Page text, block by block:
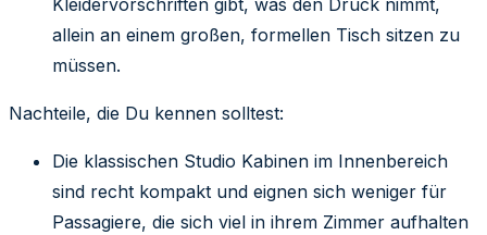
Kleidervorschriften gibt, was den Druck nimmt,
allein an einem großen, formellen Tisch sitzen zu
müssen.
Nachteile, die Du kennen solltest:
Die klassischen Studio Kabinen im Innenbereich
sind recht kompakt und eignen sich weniger für
Passagiere, die sich viel in ihrem Zimmer aufhalten